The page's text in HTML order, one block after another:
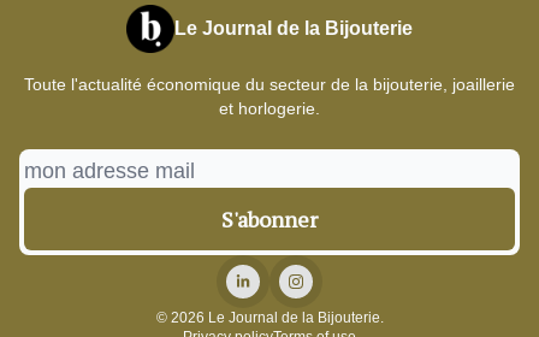
Le Journal de la Bijouterie
Toute l'actualité économique du secteur de la bijouterie, joaillerie
et horlogerie.
© 2026 Le Journal de la Bijouterie.